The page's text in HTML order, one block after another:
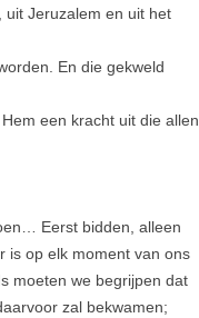
uit Jeruzalem en uit het
En die gekweld
een kracht uit die allen
Eerst bidden, alleen
is op elk moment van ons
moeten we begrijpen dat
zal bekwamen;